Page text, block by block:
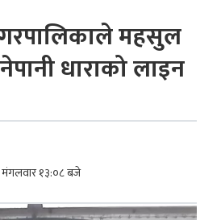
महसुल
धाराको लाइन
१३:०८ बजे